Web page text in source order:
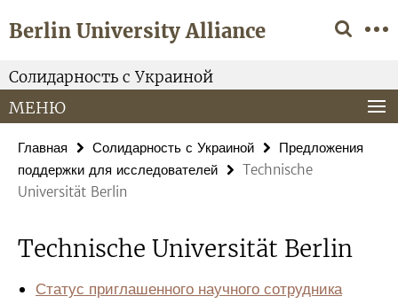
direkt
Inhalt
Berlin University Alliance
Сервисная
навигация
Солидарность с Украиной
MEНЮ
Главная Солидарность с Украиной
Предложения
поддержки для исследователей
Technische
Universität Berlin
Technische Universität Berlin
Статус приглашенного научного сотрудника